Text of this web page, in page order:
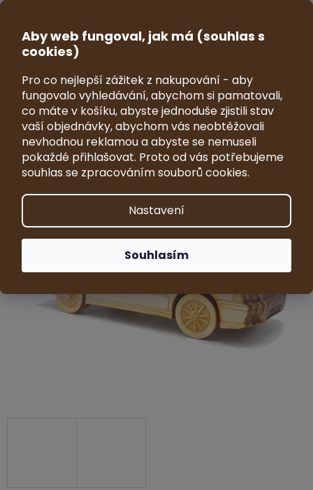
Aby web fungoval, jak má (souhlas s
cookies)
Pro co nejlepší zážitek z nakupování - aby
fungovalo vyhledávání, abychom si pamatovali,
co máte v košíku, abyste jednoduše zjistili stav
vaší objednávky, abychom vás neobtěžovali
nevhodnou reklamou a abyste se nemuseli
pokaždé přihlašovat. Proto od vás potřebujeme
souhlas se zpracováním souborů cookies.
Nastavení
Souhlasím
Přejít
obsah
Model automobilu Škoda
Octavia I. 1:43
Průměrné
hodnocení
produktu
hvězdiček.
Neohodnoceno Podrobnosti hodnocení
Značka:VRKY - sběratelské modely